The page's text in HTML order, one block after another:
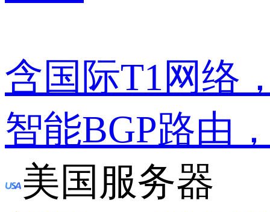
含国际T1网络
智能BGP路由
美国服务器